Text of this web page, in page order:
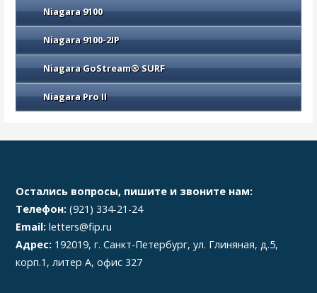
Niagara 9100
Niagara 9100-2IP
Niagara GoStream® SURF
Niagara Pro II
Остались вопросы, пишите и звоните нам:
Телефон: (921) 334-21-24
Email:letters@fip.ru
Адрес: 192019, г. Санкт-Петербург, ул. Глиняная, д.5,
корп.1, литер А, офис 327